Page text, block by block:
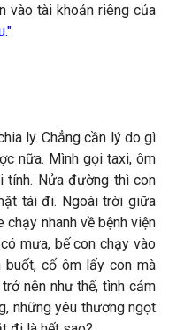
vào tài khoản riêng của
ly. Chẳng cần lý do gì
nữa. Mình gọi taxi, ôm
tính. Nửa đường thì con
tái đi. Ngoài trời giữa
nhanh về bệnh viện
mưa, bế con chạy vào
cố ôm lấy con mà
nên như thế, tình cảm
những yêu thương ngọt